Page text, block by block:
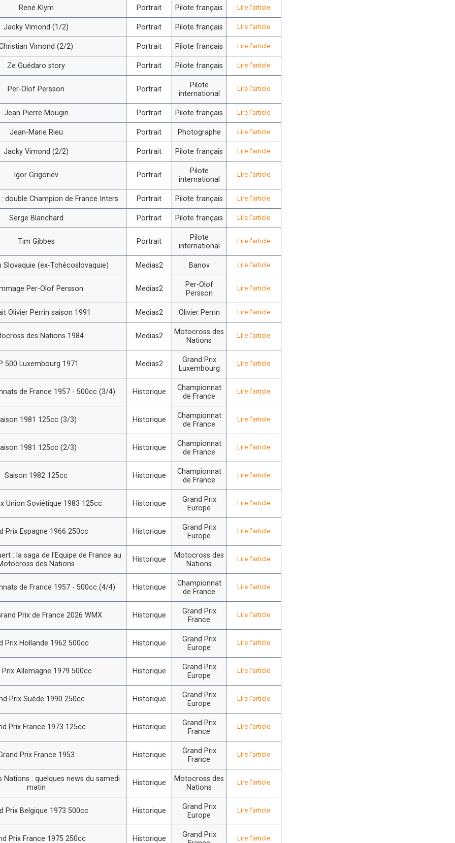
René Klym Portrait Pilote français Lire l'article
Jacky Vimond (1/2) Portrait Pilote français Lire l'article
Vimond (2/2) Portrait Pilote français Lire l'article
Ze Guédaro story Portrait Pilote français Lire l'article
Per-Olof Persson Portrait
Pilote
international
Lire l'article
Jean-Pierre Mougin Portrait Pilote français Lire l'article
Jean-Marie Rieu Portrait Photographe Lire l'article
Jacky Vimond (2/2) Portrait Pilote français Lire l'article
Igor Grigoriev Portrait
Pilote
international
Lire l'article
double Champion de France Inters Portrait Pilote français Lire l'article
Serge Blanchard Portrait Pilote français Lire l'article
Tim Gibbes Portrait
Pilote
international
Lire l'article
Slovaquie (ex-Tchécoslovaquie) Medias2 Banov Lire l'article
Per-Olof Persson Medias2
Per-Olof
Persson
Lire l'article
Olivier Perrin saison 1991 Medias2 Olivier Perrin Lire l'article
des Nations 1984 Medias2
Motocross des
Nations
Lire l'article
500 Luxembourg 1971 Medias2
Grand Prix
Luxembourg
Lire l'article
de France 1957 - 500cc (3/4) Historique
Championnat
de France
Lire l'article
1981 125cc (3/3) Historique
Championnat
de France
Lire l'article
1981 125cc (2/3) Historique
Championnat
de France
Lire l'article
Saison 1982 125cc Historique
Championnat
de France
Lire l'article
Union Soviétique 1983 125cc Historique
Grand Prix
Europe
Lire l'article
Prix Espagne 1966 250cc Historique
Grand Prix
Europe
Lire l'article
: la saga de l'Equipe de France au
des Nations
Historique
Motocross des
Nations
Lire l'article
de France 1957 - 500cc (4/4) Historique
Championnat
de France
Lire l'article
Prix de France 2026 WMX Historique
Grand Prix
France
Lire l'article
Prix Hollande 1962 500cc Historique
Grand Prix
Europe
Lire l'article
Prix Allemagne 1979 500cc Historique
Grand Prix
Europe
Lire l'article
Prix Suède 1990 250cc Historique
Grand Prix
Europe
Lire l'article
Prix France 1973 125cc Historique
Grand Prix
France
Lire l'article
Prix France 1953 Historique
Grand Prix
France
Lire l'article
Nations : quelques news du samedi
matin
Historique
Motocross des
Nations
Lire l'article
Prix Belgique 1973 500cc Historique
Grand Prix
Europe
Lire l'article
Prix France 1975 250cc Historique
Grand Prix
Lire l'article